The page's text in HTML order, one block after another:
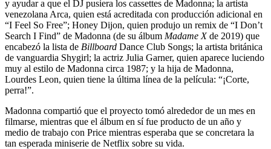
y ayudar a que el DJ pusiera los cassettes de Madonna; la artista
venezolana Arca, quien está acreditada con producción adicional en
“I Feel So Free”; Honey Dijon, quien produjo un remix de “I Don’t
Search I Find” de Madonna (de su álbum Madame Xde 2019) que
encabezó la lista de Billboard Dance Club Songs; la artista británica
de vanguardia Shygirl; la actriz Julia Garner, quien aparece luciendo
muy al estilo de Madonna circa 1987; y la hija de Madonna,
Lourdes Leon, quien tiene la última línea de la película: “¡Corte,
perra!”.
Madonna compartió que el proyecto tomó alrededor de un mes en
filmarse, mientras que el álbum en sí fue producto de un año y
medio de trabajo con Price mientras esperaba que se concretara la
tan esperada miniserie de Netflix sobre su vida.